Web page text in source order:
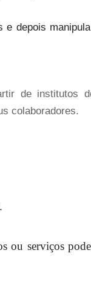
depois
de institutos
colaboradores.
ou serviços